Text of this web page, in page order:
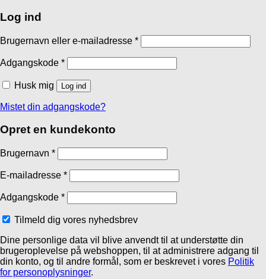
Log ind
Brugernavn eller e-mailadresse *
Adgangskode *
Husk mig Log ind
Mistet din adgangskode?
Opret en kundekonto
Brugernavn *
E-mailadresse *
Adgangskode *
Tilmeld dig vores nyhedsbrev
Dine personlige data vil blive anvendt til at understøtte din
brugeroplevelse på webshoppen, til at administrere adgang til
din konto, og til andre formål, som er beskrevet i vores Politik
for personoplysninger.